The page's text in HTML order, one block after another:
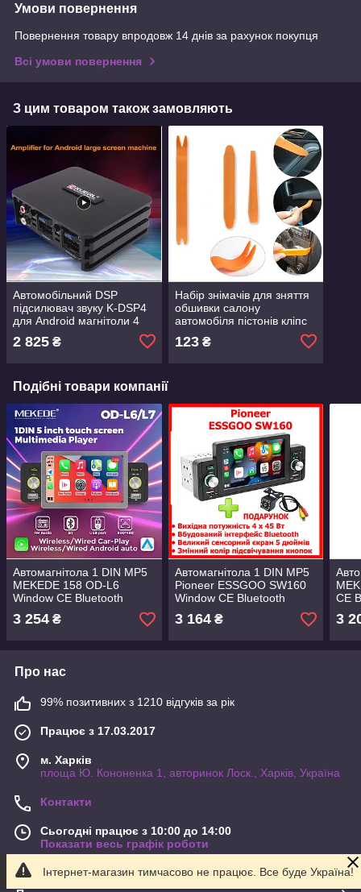
Умови повернення
Повернення товару впродовж 14 днів за рахунок покупця
Всі умови повернення
З цим товаром також замовляють
Автомобільний DSP
підсилювач звуку K-DSP4
для Android магнітоли 4
Power Amplifier
2 825 ₴
Набір знімачів для зняття
обшивки салону
автомобіля пістонів кліпс
магнітол
123₴
Подібні товари компанії
Автомагнітола 1 DIN MP5
MEKEDE 158 OD-L6
Window CE Bluetooth
сенсорний екран 5 дюймів
Apple CarPlay AndroidAuto
3 254 ₴
Автомагнітола 1 DIN MP5
Pioneer ESSGOO SW160
Window CE Bluetooth
сенсорний екран 5" IPS +
КАМЕРА в Комплекті
3 164₴
CE
3
Про нас
99% позитивних з 1210 відгуків за рік
Працює з 17.03.2017
м. Харків
площа Ю. Кононенка 1, авторинок Лоск., Харків, Україна
Контакти
Сьогодні працює з 10:00 до 14:00
Показати весь графік роботи
Інтернет-магазин тимчасово не працює. Все буде Україна!